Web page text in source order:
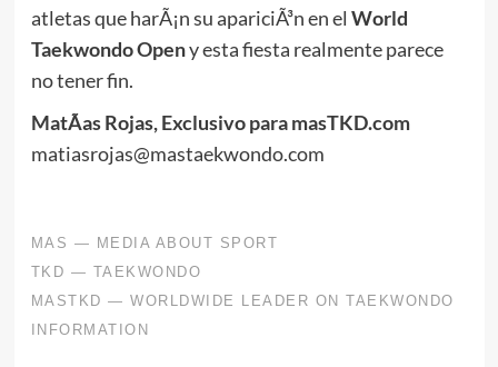
atletas que harÃ¡n su apariciÃ³n en el World
Taekwondo Openy esta fiesta realmente parece
no tener fin.
MatÃ­as Rojas, Exclusivo para masTKD.com
matiasrojas@mastaekwondo.com